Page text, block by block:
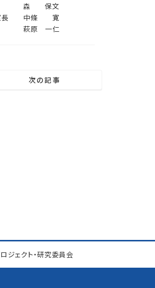
森 保文
中條 寛
萩原 一仁
次の記事
ジェクト・研究委員会